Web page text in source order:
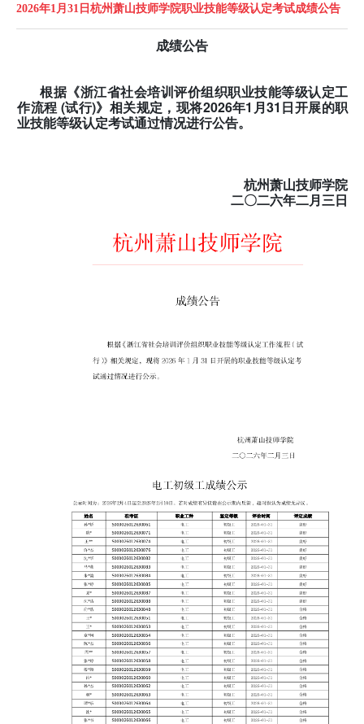
2026年1月31日杭州萧山技师学院职业技能等级认定考试成绩公告
成绩公告
根据《浙江省社会培训评价组织职业技能等级认定工
作流程 (试行)》相关规定，现将2026年1 月31 日开展的职
业技能等级认定考试通过情况进行公告。
杭州萧山技师学院
二〇二六年二月三日